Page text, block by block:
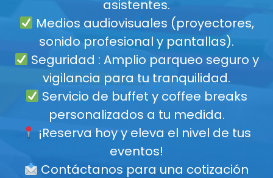
asistentes.
Medios audiovisuales (proyectores,
sonido profesional y pantallas).
Seguridad : Amplio parqueo seguro y
vigilancia para tu tranquilidad.
Servicio de buffet y coffee breaks
personalizados a tu medida.
¡Reserva hoy y eleva el nivel de tus
eventos!
Contáctanos para una cotización